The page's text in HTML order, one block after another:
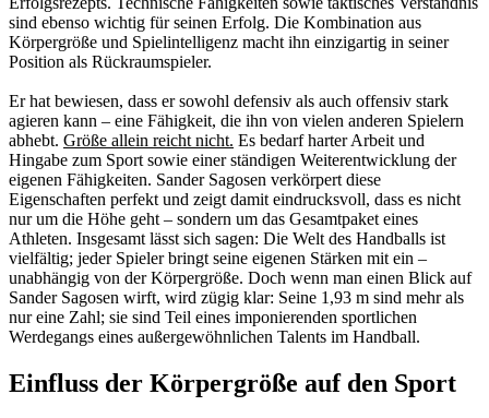
sind ebenso wichtig für seinen Erfolg. Die Kombination aus
Körpergröße und Spielintelligenz macht ihn einzigartig in seiner
Position als Rückraumspieler.
Er hat bewiesen, dass er sowohl defensiv als auch offensiv stark
agieren kann – eine Fähigkeit, die ihn von vielen anderen Spielern
abhebt. Größe allein reicht nicht. Es bedarf harter Arbeit und
Hingabe zum Sport sowie einer ständigen Weiterentwicklung der
eigenen Fähigkeiten. Sander Sagosen verkörpert diese
Eigenschaften perfekt und zeigt damit eindrucksvoll, dass es nicht
nur um die Höhe geht – sondern um das Gesamtpaket eines
Athleten. Insgesamt lässt sich sagen: Die Welt des Handballs ist
vielfältig; jeder Spieler bringt seine eigenen Stärken mit ein –
unabhängig von der Körpergröße. Doch wenn man einen Blick auf
Sander Sagosen wirft, wird zügig klar: Seine 1,93 m sind mehr als
nur eine Zahl; sie sind Teil eines imponierenden sportlichen
Werdegangs eines außergewöhnlichen Talents im Handball.
Einfluss der Körpergröße auf den Sport